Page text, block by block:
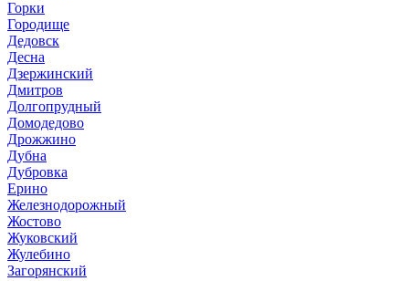
Горки
Городище
Дедовск
Десна
Дзержинский
Дмитров
Долгопрудный
Домодедово
Дрожжино
Дубна
Дубровка
Ерино
Железнодорожный
Жостово
Жуковский
Жулебино
Загорянский